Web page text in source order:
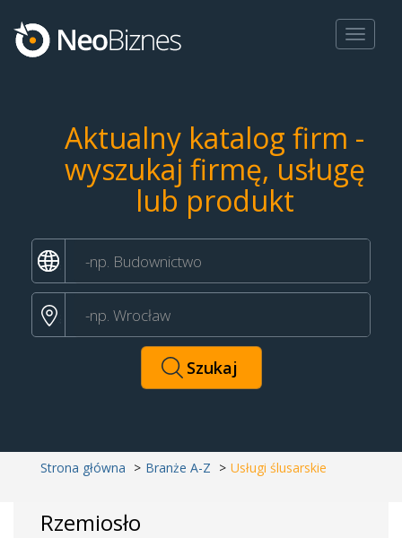
Toggle
Aktualny katalog firm -
wyszukaj firmę, usługę
lub produkt
Strona główna Branże A-Z Usługi ślusarskie
Rzemiosło